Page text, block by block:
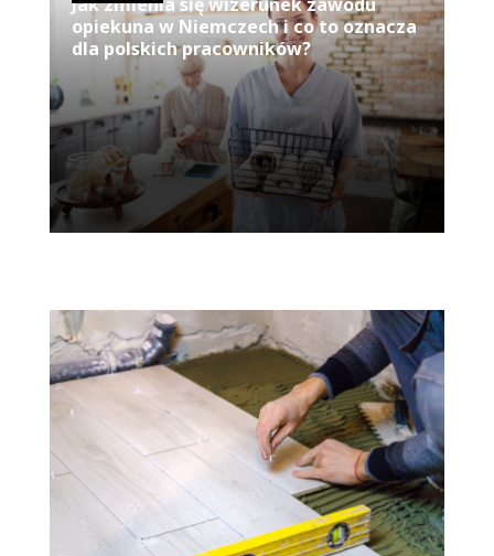
opiekuna w Niemczech i co to oznacza
dla polskich pracowników?